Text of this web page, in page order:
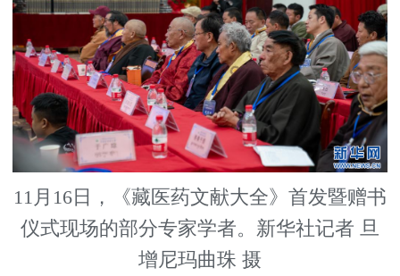
11月16日，《藏医药文献大全》首发暨赠书
仪式现场的部分专家学者。新华社记者 旦
增尼玛曲珠 摄